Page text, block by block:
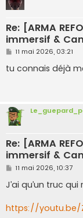
Re: [ARMA
immersif &
M
s
s
11 mai 2026, 03:21
tu connais déjà
Re: [ARMA
immersif &
M
s
s
g
e
11 mai 2026, 10:37
J’ai qu’un truc
https://youtu.be/